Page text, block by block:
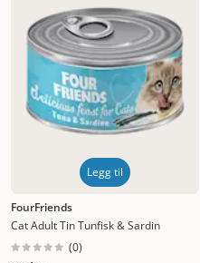
Legg til
FourFriends
Cat Adult Tin Tunfisk & Sardin
(0)